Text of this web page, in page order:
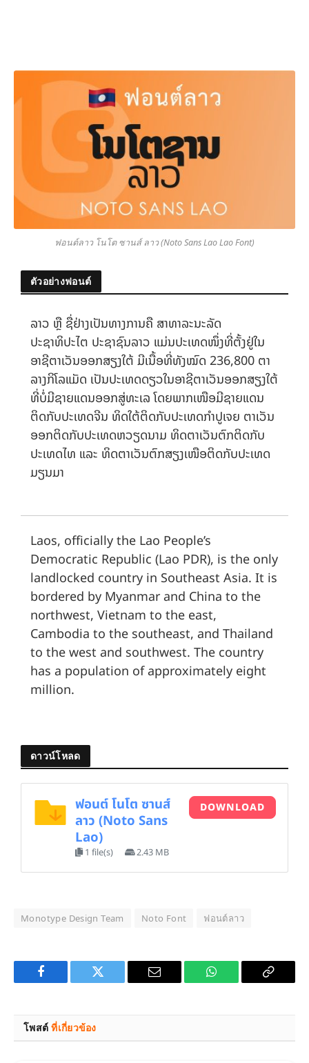
ฟอนต์ลาว โนโต ซานส์ ลาว (Noto Sans Lao Lao Font)
ตัวอย่างฟอนต์
ລາວ ຫຼື ຊື່ຢ່າງເປັນທາງການຄື ສາທາລະນະລັດ
ປະຊາທິປະໄຕ ປະຊາຊົນລາວ ແມ່ນປະເທດໜຶ່ງທີ່ຕັ້ງຢູ່ໃນ
ອາຊີຕາເວັນອອກສຽງໃຕ້ ມີເນື້ອທີ່ທັງໝົດ 236,800 ຕາ
ລາງກິໂລແມັດ ເປັນປະເທດດຽວໃນອາຊີຕາເວັນອອກສຽງໃຕ້
ທີ່ບໍ່ມີຊາຍແດນອອກສູ່ທະເລ ໂດຍພາກເໜືອມີຊາຍແດນ
ຕິດກັບປະເທດຈີນ ທິດໃຕ້ຕິດກັບປະເທດກຳປູເຈຍ ຕາເວັນ
ອອກຕິດກັບປະເທດຫວຽດນາມ ທິດຕາເວັນຕົກຕິດກັບ
ປະເທດໄທ ແລະ ທິດຕາເວັນຕົກສຽງເໜືອຕິດກັບປະເທດ
ມຽນມາ
Laos, officially the Lao People’s
Democratic Republic (Lao PDR), is the only
landlocked country in Southeast Asia. It is
bordered by Myanmar and China to the
northwest, Vietnam to the east,
Cambodia to the southeast, and Thailand
to the west and southwest. The country
has a population of approximately eight
million.
ดาวน์โหลด
ฟอนต์ โนโต ซานส์
ลาว (Noto Sans
Lao)
1 file(s) 2.43 MB
DOWNLOAD
Monotype Design Team Noto Font ฟอนต์ลาว
Facebook Twitter Email WhatsApp Copy
โพสต์ที่เกี่ยวข้อง